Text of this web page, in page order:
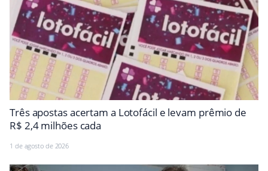
Três apostas acertam a Lotofácil e levam prêmio de
R$ 2,4 milhões cada
1 de agosto de 2026